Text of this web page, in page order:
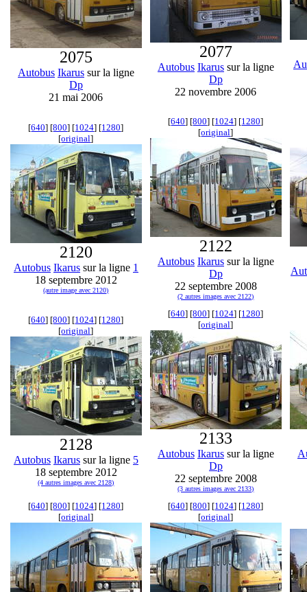
2075
Autobus Ikarus sur la ligne
Dp
21 mai 2006
2077
Autobus Ikarus sur la ligne
Dp
22 novembre 2006
[640] [800] [1024] [1280]
[original]
2120
Autobus Ikarus sur la ligne 1
18 septembre 2012
(autre image avec 2120)
[640] [800] [1024] [1280]
[original]
2122
Autobus Ikarus sur la ligne
Dp
22 septembre 2008
(2 autres images avec 2122)
[640] [800] [1024] [1280]
[original]
2128
Autobus Ikarus sur la ligne 5
18 septembre 2012
(4 autres images avec 2128)
[640] [800] [1024] [1280]
[original]
2133
Autobus Ikarus sur la ligne
Dp
22 septembre 2008
(3 autres images avec 2133)
[640] [800] [1024] [1280]
[original]
[640] [800] [1024] [1280]
[original]